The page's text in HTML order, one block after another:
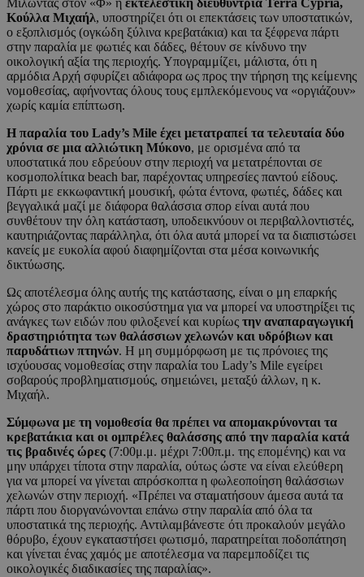
Μιλώντας στον «Φ» η εκτελεστική διευθύντρια Terra Cypria,
Κούλλα Μιχαήλ, υποστηρίζει ότι οι επεκτάσεις των υποστατικών,
ο εξοπλισμός (ογκώδη ξύλινα κρεβατάκια) και τα ξέφρενα πάρτι
στην παραλία με φωτιές και δάδες, θέτουν σε κίνδυνο την
οικολογική αξία της περιοχής. Υπογραμμίζει, μάλιστα, ότι η
αρμόδια Αρχή σφυρίζει αδιάφορα ως προς την τήρηση της κείμενης
νομοθεσίας, αφήνοντας όλους τους εμπλεκόμενους να «οργιάζουν»
χωρίς καμία επίπτωση.
Η παραλία του Lady’s Mile έχει μετατραπεί τα τελευταία δύο
χρόνια σε μια αλλιώτικη Μύκονο, με ορισμένα από τα
υποστατικά που εδρεύουν στην περιοχή να μετατρέπονται σε
κοσμοπολίτικα beach bar, παρέχοντας υπηρεσίες παντού είδους.
Πάρτι με εκκωφαντική μουσική, φώτα έντονα, φωτιές, δάδες και
βεγγαλικά μαζί με διάφορα θαλάσσια σπορ είναι αυτά που
συνθέτουν την όλη κατάσταση, υποδεικνύουν οι περιβαλλοντιστές,
καυτηριάζοντας παράλληλα, ότι όλα αυτά μπορεί να τα διαπιστώσει
κανείς με ευκολία αφού διαφημίζονται στα μέσα κοινωνικής
δικτύωσης.
Ως αποτέλεσμα όλης αυτής της κατάστασης, είναι ο μη επαρκής
χώρος στο παράκτιο οικοσύστημα για να μπορεί να υποστηρίξει τις
ανάγκες των ειδών που φιλοξενεί και κυρίως την αναπαραγωγική
δραστηριότητα των θαλάσσιων χελωνών και υδρόβιων και
παρυδάτιων πτηνών. Η μη συμμόρφωση με τις πρόνοιες της
ισχύουσας νομοθεσίας στην παραλία του Lady’s Mile εγείρει
σοβαρούς προβληματισμούς, σημειώνει, μεταξύ άλλων, η κ.
Μιχαήλ.
Σύμφωνα με τη νομοθεσία θα πρέπει να απομακρύνονται τα
κρεβατάκια και οι ομπρέλες θαλάσσης από την παραλία κατά
τις βραδινές ώρες (7:00μ.μ. μέχρι 7:00π.μ. της επομένης) και να
μην υπάρχει τίποτα στην παραλία, ούτως ώστε να είναι ελεύθερη
για να μπορεί να γίνεται απρόσκοπτα η φωλεοποίηση θαλάσσιων
χελωνών στην περιοχή. «Πρέπει να σταματήσουν άμεσα αυτά τα
πάρτι που διοργανώνονται επάνω στην παραλία από όλα τα
υποστατικά της περιοχής. Αντιλαμβάνεστε ότι προκαλούν μεγάλο
θόρυβο, έχουν εγκαταστήσει φωτισμό, παρατηρείται ποδοπάτηση
και γίνεται ένας χαμός με αποτέλεσμα να παρεμποδίζει τις
οικολογικές διαδικασίες της παραλίας».